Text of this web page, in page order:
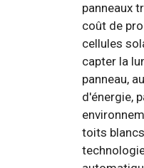
panneaux
coût de
cellules
capter la
panneau,
d'énergie,
toits